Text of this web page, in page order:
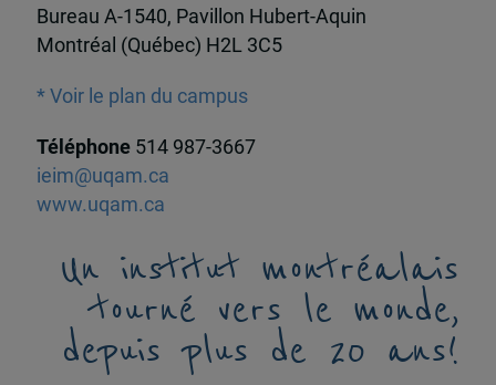
Bureau A-1540, Pavillon Hubert-Aquin
Montréal (Québec) H2L 3C5
* Voir le plan du campus
Téléphone 514 987-3667
ieim@uqam.ca
www.uqam.ca
Un institut montréalais
tourné vers le monde,
depuis plus de 20 ans!